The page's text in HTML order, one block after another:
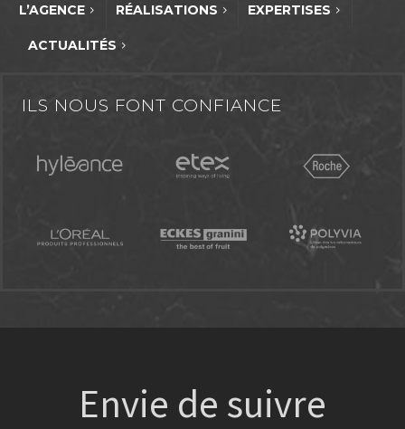
L’AGENCE RÉALISATIONS EXPERTISES
ACTUALITÉS
ILS NOUS FONT CONFIANCE
Envie de suivre